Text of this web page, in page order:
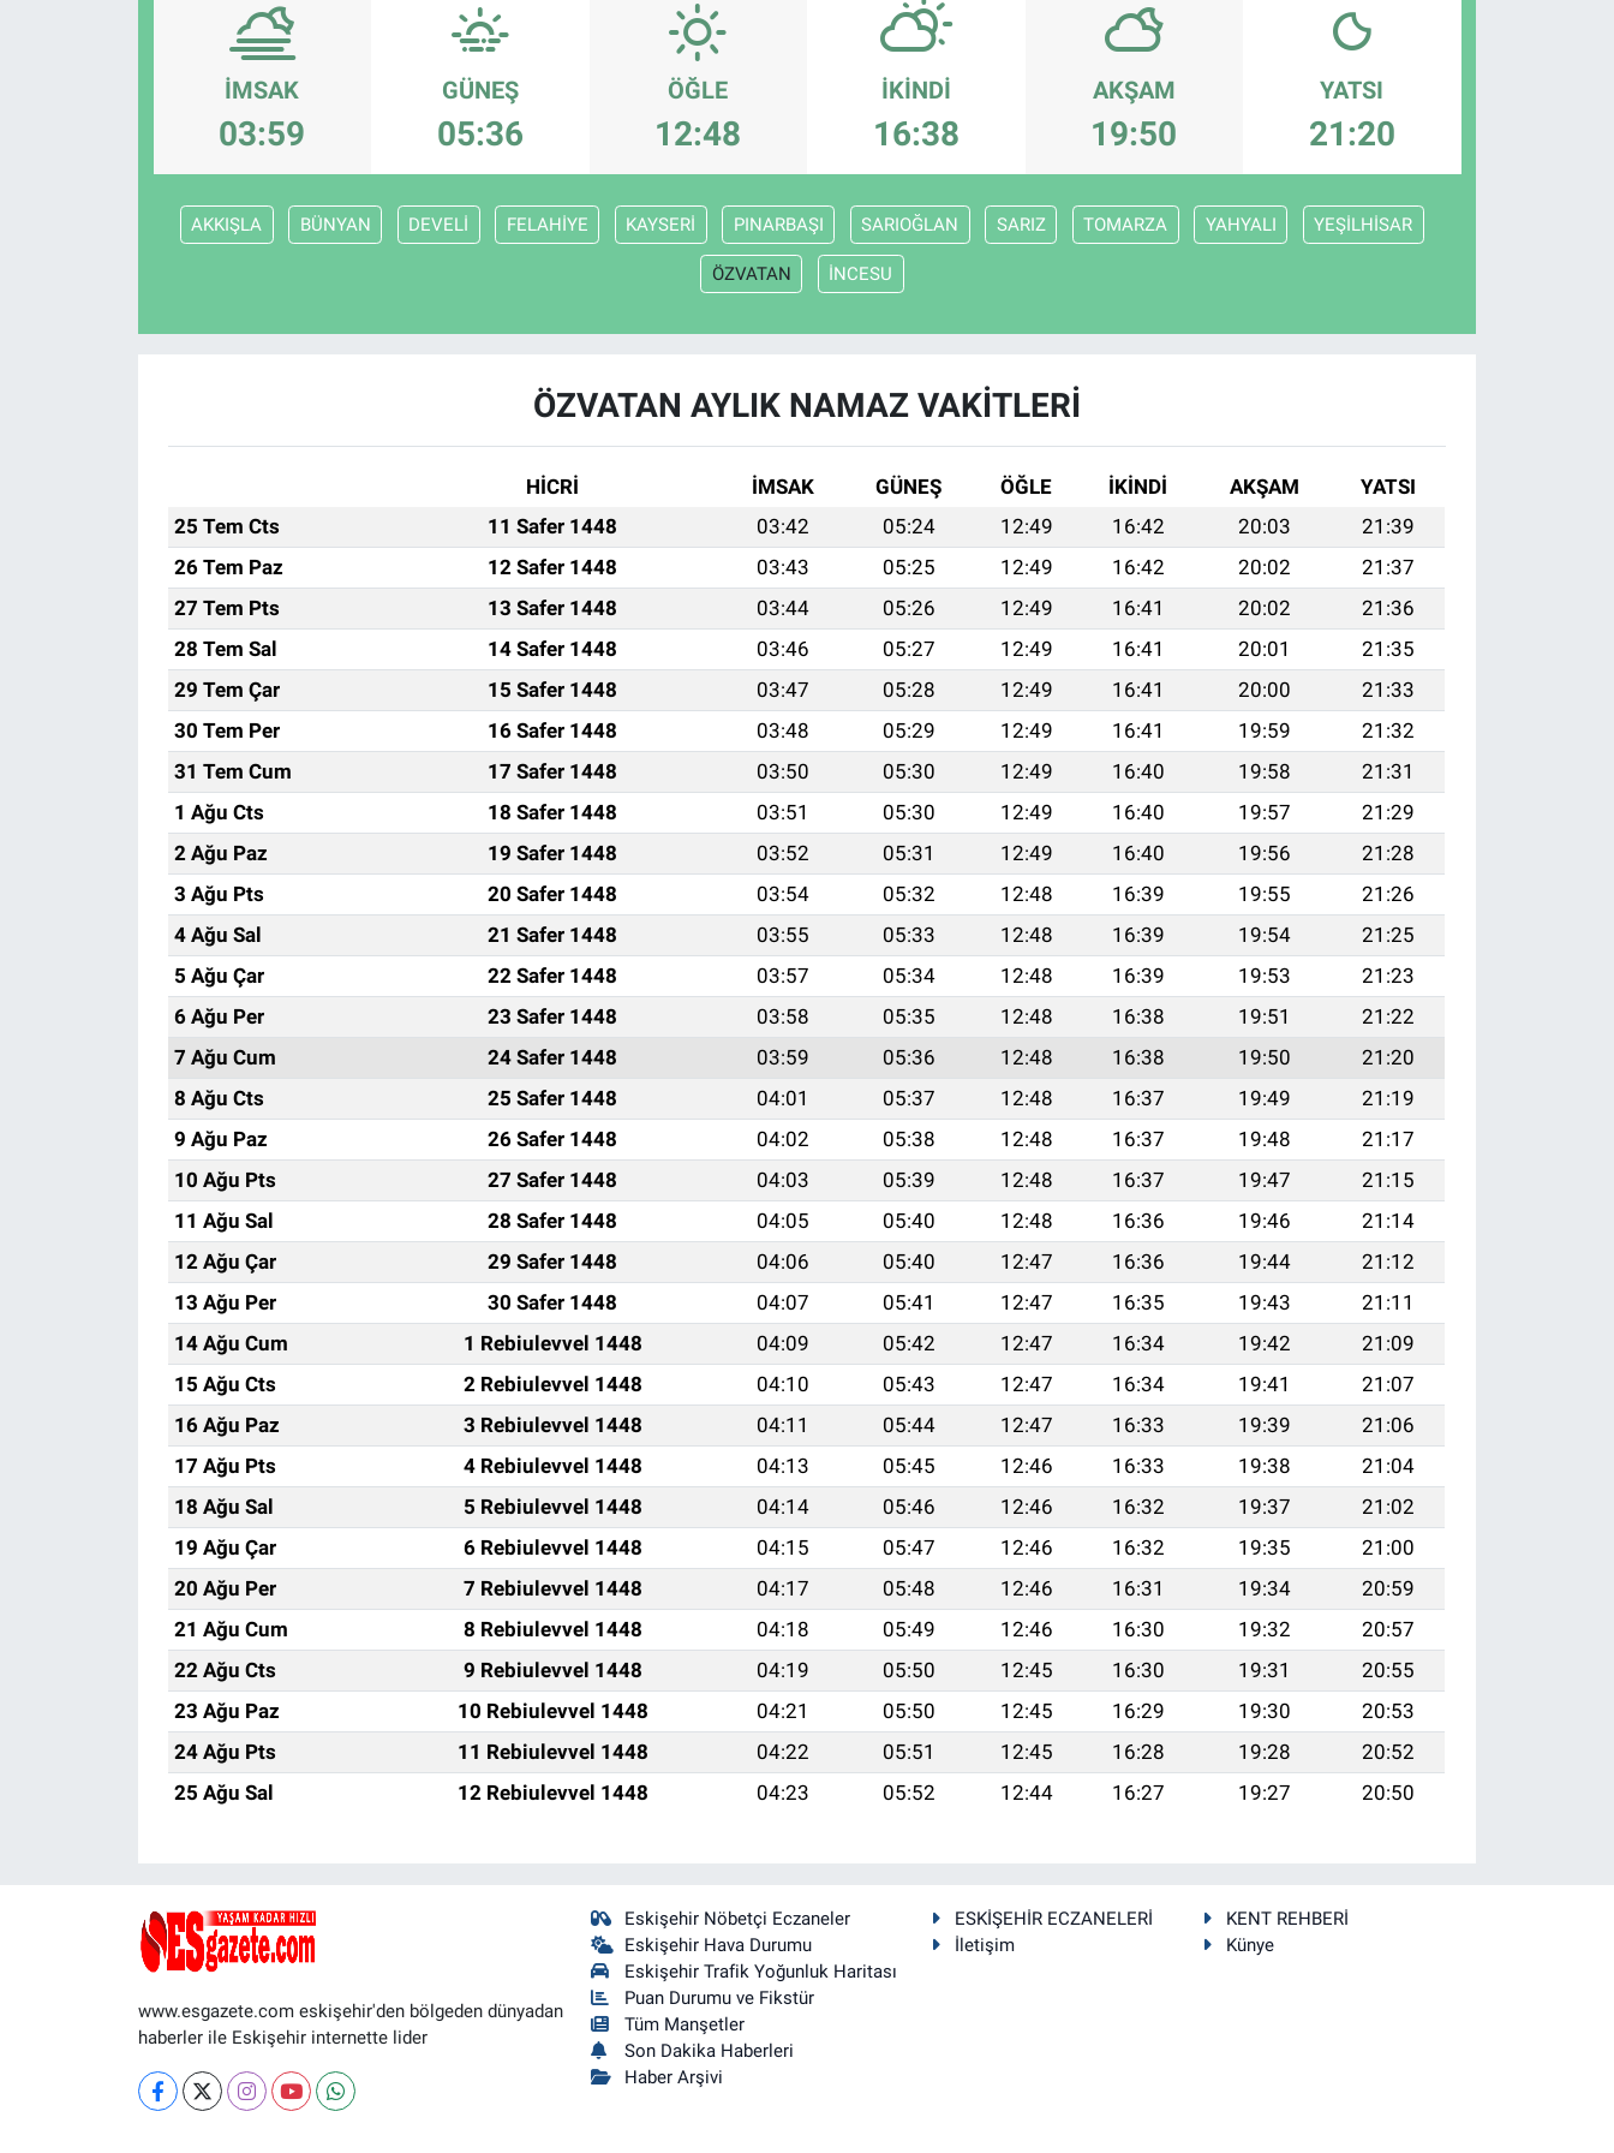
İMSAK
03:59
GÜNEŞ
05:36
ÖĞLE
12:48
İKINDI
16:38
AKŞAM
19:50
YATSI
21:20
AKKIŞLA BÜNYAN DEVELİ FELAHİYE KAYSERİ PINARBAŞI SARIOĞLAN SARIZ TOMARZA YAHYALI YEŞİLHİSAR
ÖZVATAN İNCESU
ÖZVATAN AYLIK NAMAZ VAKITLERI
HİCRİ İMSAK GÜNEŞ ÖĞLE İKINDI AKŞAM
YATSI
25 Tem Cts
11 Safer 1448 03:42 05:24 12:49 16:42 20:03
21:39
26 Tem Paz
12 Safer 1448 03:43 05:25 12:49 16:42 20:02
21:37
27 Tem Pts
13 Safer 1448 03:44 05:26 12:49 16:41 20:02
21:36
28 Tem Sal
14 Safer 1448 03:46 05:27 12:49 16:41 20:01
21:35
29 Tem Çar
15 Safer 1448 03:47 05:28 12:49 16:41 20:00
21:33
30 Tem Per
16 Safer 1448 03:48 05:29 12:49 16:41 19:59
21:32
31 Tem Cum
17 Safer 1448 03:50 05:30 12:49 16:40 19:58
21:31
1 Ağu Cts
18 Safer 1448 03:51 05:30 12:49 16:40 19:57
21:29
2 Ağu Paz
19 Safer 1448 03:52 05:31 12:49 16:40 19:56
21:28
3 Ağu Pts
20 Safer 1448 03:54 05:32 12:48 16:39 19:55
21:26
4 Ağu Sal
21 Safer 1448 03:55 05:33 12:48 16:39 19:54
21:25
5 Ağu Çar
22 Safer 1448 03:57 05:34 12:48 16:39 19:53
21:23
6 Ağu Per
23 Safer 1448 03:58 05:35 12:48 16:38 19:51
21:22
7 Ağu Cum
24 Safer 1448 03:59 05:36 12:48 16:38 19:50
21:20
8 Ağu Cts
25 Safer 1448 04:01 05:37 12:48 16:37 19:49
21:19
9 Ağu Paz
26 Safer 1448 04:02 05:38 12:48 16:37 19:48
21:17
10 Ağu Pts
27 Safer 1448 04:03 05:39 12:48 16:37 19:47
21:15
11 Ağu Sal
28 Safer 1448 04:05 05:40 12:48 16:36 19:46
21:14
12 Ağu Çar
29 Safer 1448 04:06 05:40 12:47 16:36 19:44
21:12
13 Ağu Per
30 Safer 1448 04:07 05:41 12:47 16:35 19:43
21:11
14 Ağu Cum
1 Rebiulevvel 1448 04:09 05:42 12:47 16:34 19:42
21:09
15 Ağu Cts
2 Rebiulevvel 1448 04:10 05:43 12:47 16:34 19:41
21:07
16 Ağu Paz
3 Rebiulevvel 1448 04:11 05:44 12:47 16:33 19:39
21:06
17 Ağu Pts
4 Rebiulevvel 1448 04:13 05:45 12:46 16:33 19:38
21:04
18 Ağu Sal
5 Rebiulevvel 1448 04:14 05:46 12:46 16:32 19:37
21:02
19 Ağu Çar
6 Rebiulevvel 1448 04:15 05:47 12:46 16:32 19:35
21:00
20 Ağu Per
7 Rebiulevvel 1448 04:17 05:48 12:46 16:31 19:34
20:59
21 Ağu Cum
8 Rebiulevvel 1448 04:18 05:49 12:46 16:30 19:32
20:57
22 Ağu Cts
9 Rebiulevvel 1448 04:19 05:50 12:45 16:30 19:31
20:55
23 Ağu Paz
10 Rebiulevvel 1448 04:21 05:50 12:45 16:29 19:30
20:53
24 Ağu Pts
11 Rebiulevvel 1448 04:22 05:51 12:45 16:28 19:28
20:52
25 Ağu Sal
12 Rebiulevvel 1448 04:23 05:52 12:44 16:27 19:27 20:50
www.esgazete.com eskişehir'den bölgeden dünyadan
haberler ile Eskişehir internette lider
Eskişehir Nöbetçi Eczaneler
Eskişehir Hava Durumu
Eskişehir Trafik Yoğunluk Haritası
Puan Durumu ve Fikstür
Tüm Manşetler
Son Dakika Haberleri
Haber Arşivi
ESKİŞEHİR ECZANELERİ
KENT REHBERİ
İletişim
Künye
Bilim ve Teknoloji